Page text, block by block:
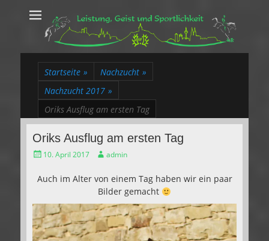
Leistung, Geist
und Sportlichkeit
Trakehner aus dem Herzen des Rheinlands
Startseite » Nachzucht »
Nachzucht 2017 »
Oriks Ausflug am ersten Tag
Oriks Ausflug am ersten Tag
Gepostet
10. April 2017 Autoradmin
Auch im Alter von einem Tag haben wir ein paar
Bilder gemacht